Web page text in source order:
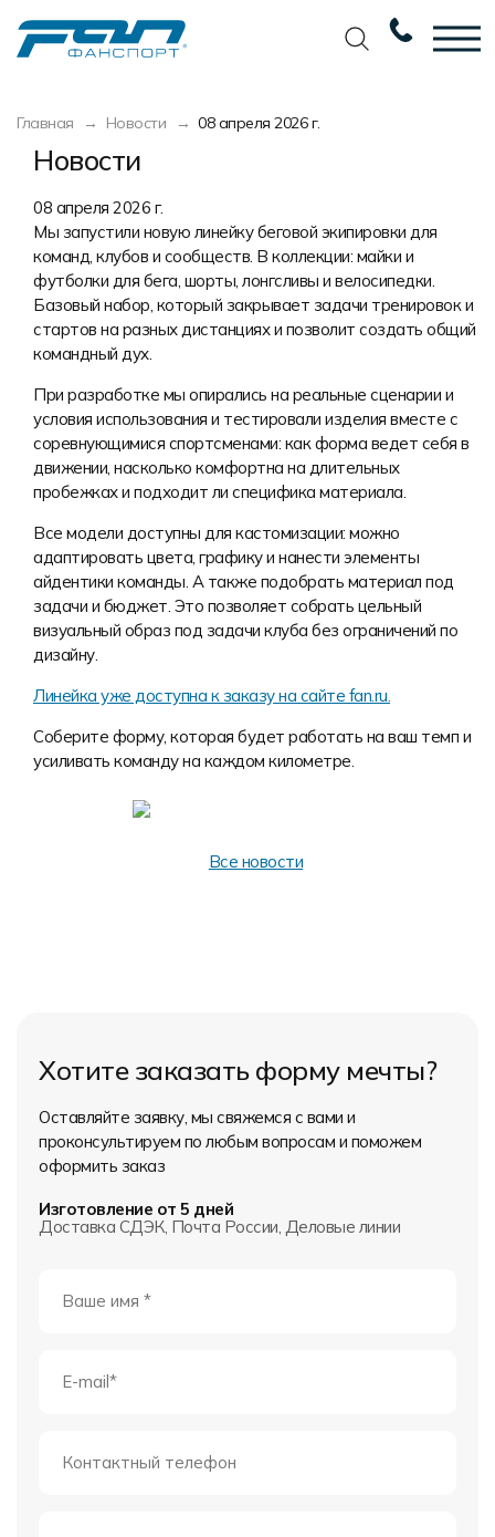
Главная Новости 08 апреля 2026 г.
Новости
08 апреля 2026 г.
Мы запустили новую линейку беговой экипировки для
команд, клубов и сообществ. В коллекции: майки и
футболки для бега, шорты, лонгсливы и велосипедки.
Базовый набор, который закрывает задачи тренировок и
стартов на разных дистанциях и позволит создать общий
командный дух.
При разработке мы опирались на реальные сценарии и
условия использования и тестировали изделия вместе с
соревнующимися спортсменами: как форма ведет себя в
движении, насколько комфортна на длительных
пробежках и подходит ли специфика материала.
Все модели доступны для кастомизации: можно
адаптировать цвета, графику и нанести элементы
айдентики команды. А также подобрать материал под
задачи и бюджет. Это позволяет собрать цельный
визуальный образ под задачи клуба без ограничений по
дизайну.
Линейка уже доступна к заказу на сайте fan.ru.
Соберите форму, которая будет работать на ваш темп и
усиливать команду на каждом километре.
Все новости
Хотите заказать форму мечты?
Оставляйте заявку, мы свяжемся с вами и
проконсультируем по любым вопросам и поможем
оформить заказ
Изготовление от 5 дней
Доставка СДЭК, Почта России, Деловые линии
Футбол
Баскетбол
Волейбол
Хоккей
Беговая форма
Спортивная одежда
Мерч и сувенирка
Форма в наличии
Распродажа
Новости
Наши награды
Сертификаты
Наши работы
Галерея работ
Наше производство
Вакансии
Статьи
Реквизиты
Разработка дизайна
Услуги по пошиву
Экипировка
Экипировка профессиональных
команд
Изготовление мерча
Пошив формы для курьеров
Разработка дизайна
Требования к макету
Технологии печати
Уход за изделиями
Виды тканей
Таблица размеров
Маркировка и упаковка изделий
Система скидок и наценок
Пользовательское соглашение
Доставка